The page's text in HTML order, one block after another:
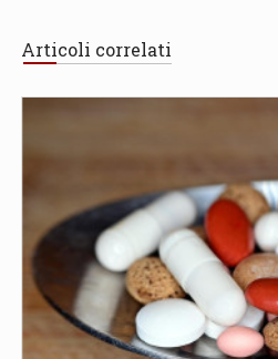
Articoli correlati